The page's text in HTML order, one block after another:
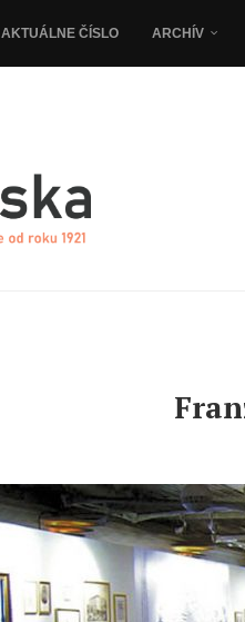
AKTUÁLNE ČÍSLO ARCHÍV